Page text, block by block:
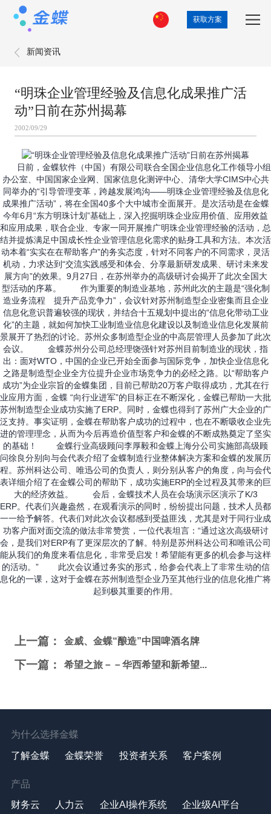
获取方案
新闻资讯
“明珠企业管理经验及信息化成果推广活
动”日前在苏州揭幕
2002/09/29
日前，金蝶软件（中国）有限公司联合全国企业信息化工作领导小组
办公室、中国国家企业网、国家信息化测评中心、清华大学CIMS中心共
同举办的“引导管理变革，跨越发展鸿沟——明珠企业管理经验及信息化
成果推广活动”，将在全国40多个大中城市全面展开。是次活动是在金蝶
今年6月“东方明珠计划”基础上，深入挖掘明珠企业应用价值、应用效益
和应用成果，联合企业、专家一同开展推广明珠企业管理经验的活动，总
结并提炼满足中国成长性企业管理信息化需求的贴身工具和方法。本次活
动本着“实实在在帮助客户”的务实态度，针对不同客户的不同需求，灵活
机动，力求达到“交流实践感受和体会、分享最新研发成果、研讨未来发
展方向”的效果。9月27日，在苏州举办的高级研讨会揭开了此次全国大
型活动的序幕。 作为重要的制造业基地，苏州此次的主题是“强化制
造业务流程 提升产品竞争力”，会议针对苏州制造型企业密集而且企业
信息化意识普遍较强的现状，并结合十五规划中提出的“信息化带动工业
化”的主题，就如何加快工业制造业信息化建设以及制造业信息化发展前
景展开了热烈的讨论。苏州众多制造型企业的中高层管理人员参加了此次
会议。 金蝶苏州分公司总经理饶强针对苏州目前制造业的现状，指
出：面对WTO，中国的企业已开始全面参与国际竞争，加快企业信息化
之路是制造型企业全方位提升企业市场竞争力的必经之路。以“帮助客户
成功”为企业宗旨的金蝶集团，目前已帮助20万客户取得成功，尤其在行
业应用方面，金蝶 “向行业进军”的目标正在不断深化，金蝶已帮助一大批
苏州制造型企业成功实施了ERP。同时，金蝶也得到了苏州广大企业的广
泛支持。事实证明，金蝶在帮助客户成功的过程中，也在不断吸收企业先
进的管理理念，从而为今后再造价值型客户和金蝶的不断成熟奠定了坚实
的基础！ 金蝶行业高级顾问李厚毅和金蝶上海分公司实施部高级顾
问徐良分别向与会代表介绍了金蝶制造行业整体解决方案和金蝶的发展历
程。苏州科达公司、唯迅公司的负责人，则分别从客户的角度，向与会代
表详细介绍了在金蝶公司的帮助下，成功实施ERP的全过程及其带来的巨
大的经济效益。 会后，金蝶技术人员在会场演示区演示了K/3
ERP。代表们兴趣盎然，在观看演示的同时，纷纷提出问题，技术人员都
一一给予解答。代表们对此次会议都感到受益匪浅，尤其是对于同行业成
功客户面对面交流的做法非常赞赏，一位代表坦言：“通过这次高级研讨
会，是我们对ERP有了更深层次的了解。特别是苏州科达公司和唯讯公司
能从我们的角度来看信息化，非常受启发！希望能有更多的机会参与这样
的活动。” 此次会议通过务实的形式，给参会代表上了非常生动的信
息化的一课，这对于金蝶在苏州制造型企业乃至其他行业的信息化推广将
起到极其重要的作用。
上一篇： 金威、金蝶“酿造”中国啤酒名牌
下一篇： 希望之旅－－华西希望和新希望...
为什么选择金蝶
了解金蝶 金蝶荣誉 投资者关系 客户案例
产品
财务云 人力云 企业AI操作系统
企业级AI平台